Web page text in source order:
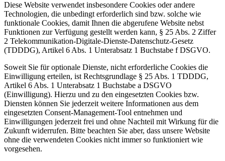
Diese Website verwendet insbesondere Cookies oder andere
Technologien, die unbedingt erforderlich sind bzw. solche wie
funktionale Cookies, damit Ihnen die abgerufene Website nebst
Funktionen zur Verfügung gestellt werden kann, § 25 Abs. 2 Ziffer
2 Telekommunikation-Digitale-Dienste-Datenschutz-Gesetz
(TDDDG), Artikel 6 Abs. 1 Unterabsatz 1 Buchstabe f DSGVO.
Soweit Sie für optionale Dienste, nicht erforderliche Cookies die
Einwilligung erteilen, ist Rechtsgrundlage § 25 Abs. 1 TDDDG,
Artikel 6 Abs. 1 Unterabsatz 1 Buchstabe a DSGVO
(Einwilligung). Hierzu und zu den eingesetzten Cookies bzw.
Diensten können Sie jederzeit weitere Informationen aus dem
eingesetzten Consent-Management-Tool entnehmen und
Einwilligungen jederzeit frei und ohne Nachteil mit Wirkung für die
Zukunft widerrufen. Bitte beachten Sie aber, dass unsere Website
ohne die verwendeten Cookies nicht immer so funktioniert wie
vorgesehen.